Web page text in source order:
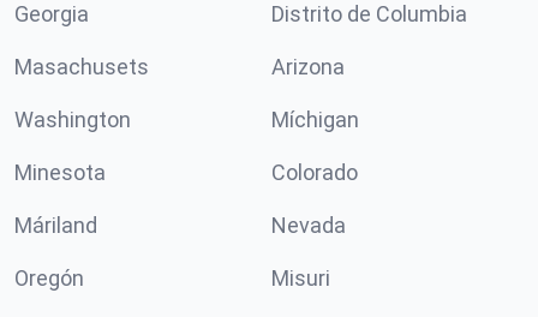
Georgia Distrito de Columbia
Masachusets Arizona
Washington Míchigan
Minesota Colorado
Máriland Nevada
Oregón Misuri